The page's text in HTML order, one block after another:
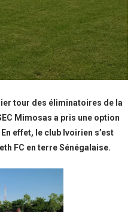
tour des éliminatoires de la
Mimosas a pris une option
effet, le club Ivoirien s’est
FC en terre Sénégalaise.